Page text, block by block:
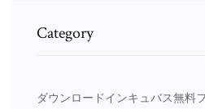
Category
ダウンロードインキュバス無料